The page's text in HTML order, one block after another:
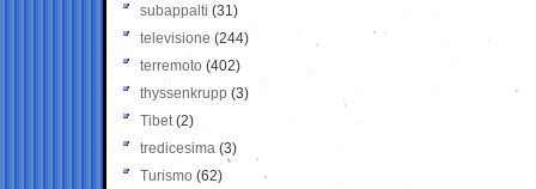
subappalti (31)
televisione(244)
terremoto (402)
thyssenkrupp (3)
Tibet(2)
tredicesima (3)
Turismo (62)